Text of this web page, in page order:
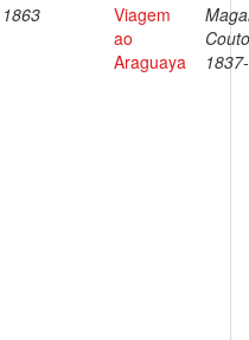
1863
Viagem
ao
Araguaya